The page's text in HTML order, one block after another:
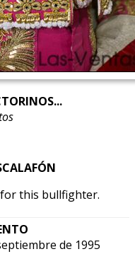
this bullfighter.
de 1995